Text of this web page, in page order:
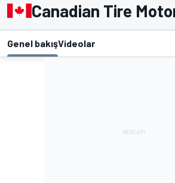
Canadian Tire
Genel bakışVideolar